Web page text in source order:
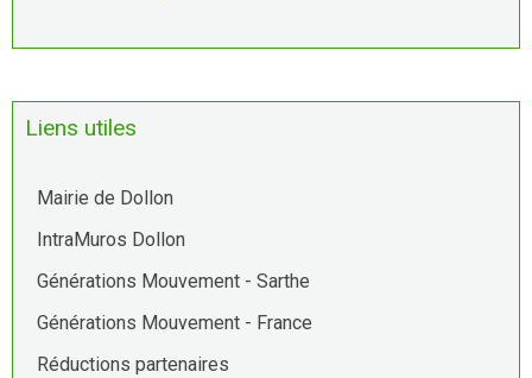
Liens utiles
Mairie de Dollon
IntraMuros Dollon
Générations Mouvement - Sarthe
Générations Mouvement - France
Réductions partenaires